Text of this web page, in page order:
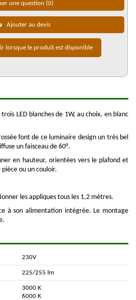
une question (0)
Ajouter au devis
LED blanches de 1W, au choix, en blanc
font de ce luminaire design un très bel
un faisceau de 60°.
en hauteur, orientées vers le plafond et
ou un couloir.
les appliques tous les 1,2 mètres.
à son alimentation intégrée. Le montage
230V
225/255 lm
3000 K
6000 K